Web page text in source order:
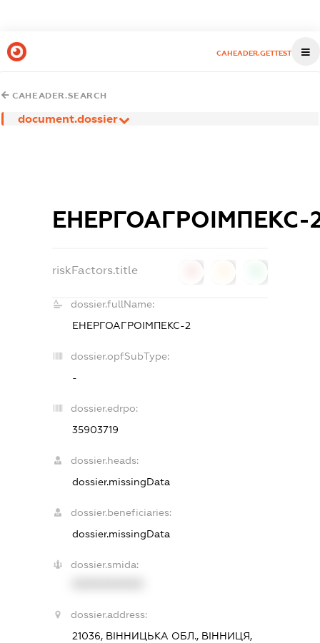
CAHEADER.GETTEST
CAHEADER.SEARCH
document.dossier
ЕНЕРГОАГРОІМПЕКС-
riskFactors.title
dossier.fullName:
ЕНЕРГОАГРОІМПЕКС-2
dossier.opfSubType:
-
dossier.edrpo:
35903719
dossier.heads:
dossier.missingData
dossier.beneficiaries:
dossier.missingData
dossier.smida:
dossier.address:
21036, ВІННИЦЬКА ОБЛ., ВІННИЦЯ,